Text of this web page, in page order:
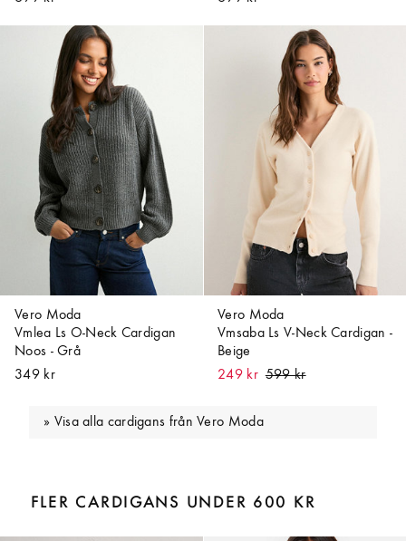
Vero Moda
Vmlea Ls O-Neck Cardigan
Noos - Grå
349 kr
Vero Moda
Vmsaba Ls V-Neck Cardigan -
Beige
249 kr
Visa alla cardigans från Vero Moda
FLER CARDIGANS UNDER 600 KR